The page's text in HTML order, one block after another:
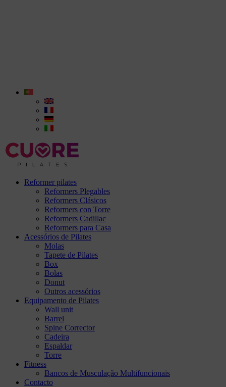
Reformer pilates
Reformers Plegables
Reformers Clásicos
Reformers con Torre
Reformers Cadillac
Reformers para Casa
Acessórios de Pilates
Molas
Tapete de Pilates
Box
Bolas
Donut
Outros acessórios
Equipamento de Pilates
Wall unit
Barrel
Spine Corrector
Cadeira
Espaldar
Torre
Fitness
Bancos de Musculação Multifuncionais
Contacto